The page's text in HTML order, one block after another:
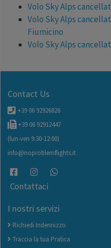
Volo Sky Alps
Volo Sky Alps
Fiumicino
Volo Sky Alps
Contact Us
+39 06 92926826
+39 06 92912447
(lun-ven 9:30-12:00)
info@noproblemflights.it
Contattaci
I nostri servizi
Richiedi Indennizzo
Traccia la tua Pratica